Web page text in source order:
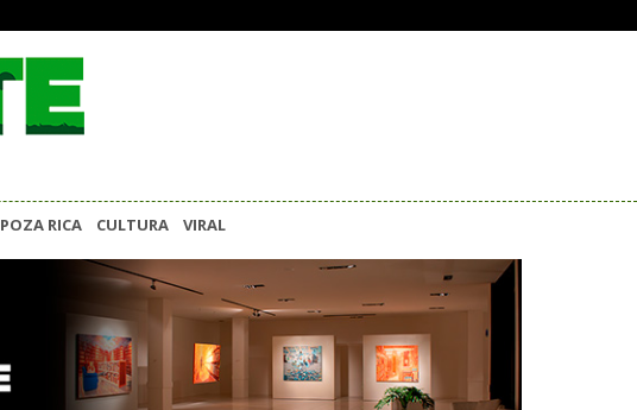
POZA RICA CULTURA VIRAL